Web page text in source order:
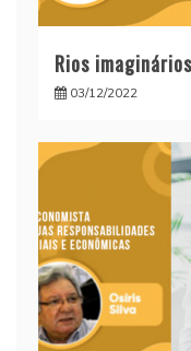
Rios
03/12/2022